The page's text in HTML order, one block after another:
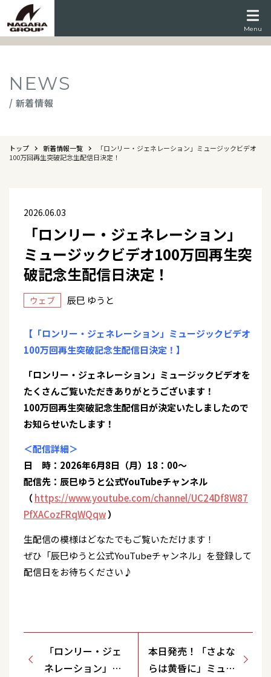
Menu
NEWS
/ 新着情報
トップ 新着情報一覧
「ロンリー・ジェネレーション」ミュージックビデオ
100万回再生突破記念生配信日決定！
2026.06.03
「ロンリー・ジェネレーション」
ミュージックビデオ100万回再生突
破記念生配信日決定！
ウェブ 辰巳 ゆうと
【「ロンリー・ジェネレーション」ミュージックビデオ
100万回再生突破記念生配信日決定！】
「ロンリー・ジェネレーション」ミュージックビデオを
たくさんご覧いただきありがとうございます！
100万回再生突破記念生配信日が決定いたしましたので
お知らせいたします！
＜配信詳細＞
日 時：2026年6月8日（月）18：00～
配信先：辰巳ゆうと公式YouTubeチャンネル
（https://www.youtube.com/channel/UC24Df8W87
PfXACozFRqWQqw）
生配信の模様はどなたでもご覧いただけます！
ぜひ「辰巳ゆうと公式YouTubeチャンネル」を登録して
配信日をお待ちください♪
「ロンリー・ジェ
ネレーション」
本日発売！「さよな
らは黄昏に」ミュー